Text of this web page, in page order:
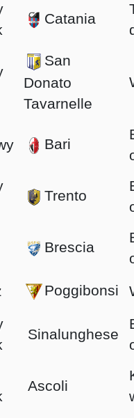
Catania
San
Donato
Tavarnelle
Bari
Trento
Brescia
Poggibonsi
Sinalunghese
Ascoli